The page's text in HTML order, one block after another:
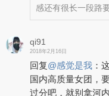
感还有很长一段路
qi91
2018年2月16日
回复@感觉是我 ：
国内高质量女团，
过分吧，就别拿河